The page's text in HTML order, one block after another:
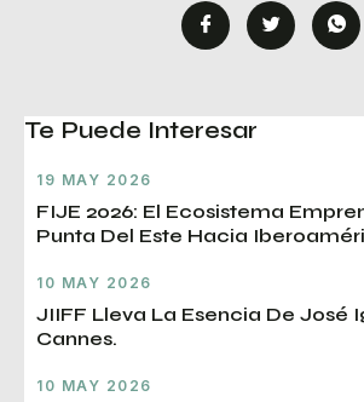
Te Puede Interesar
19 MAY 2026
FIJE 2026: El Ecosistema
Punta Del Este Hacia
10 MAY 2026
JIIFF Lleva La Esencia De José
Cannes.
10 MAY 2026